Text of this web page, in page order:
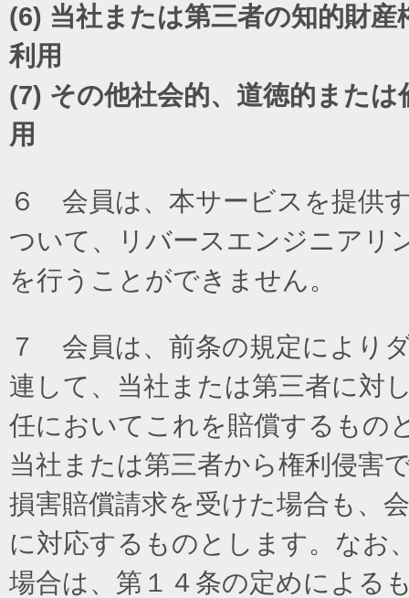
(6) 当社または第三者の知的財
利用
(7) その他社会的、道徳的また
用
６ 会員は、本サービスを提供
ついて、リバースエンジニアリ
を行うことができません。
７ 会員は、前条の規定により
連して、当社または第三者に対
任においてこれを賠償するもの
当社または第三者から権利侵害
損害賠償請求を受けた場合も、
に対応するものとします。なお
場合は、第１４条の定めによる